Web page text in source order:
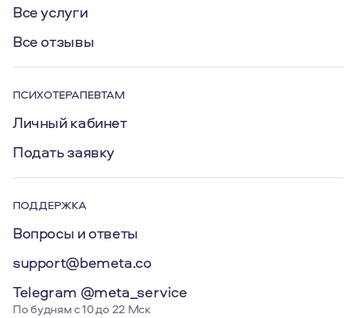
Все услуги
Все отзывы
ПСИХОТЕРАПЕВТАМ
Личный кабинет
Подать заявку
ПОДДЕРЖКА
Вопросы и ответы
support@bemeta.co
Telegram @meta_service
По будням с 10 до 22 Мск